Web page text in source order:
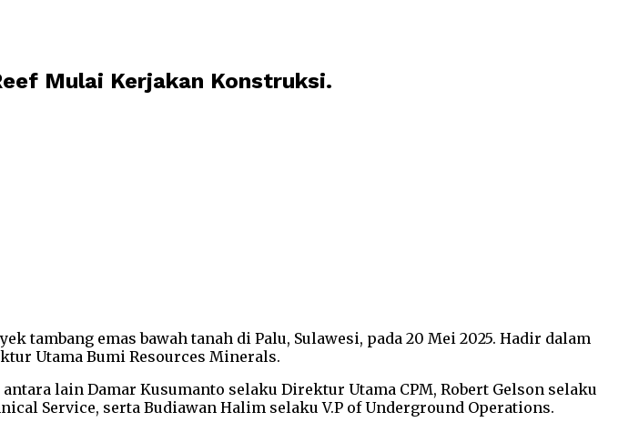
Mulai Kerjakan Konstruksi.
tambang emas bawah tanah di Palu, Sulawesi, pada 20 Mei 2025. Hadir dalam
Utama Bumi Resources Minerals.
lain Damar Kusumanto selaku Direktur Utama CPM, Robert Gelson selaku
Service, serta Budiawan Halim selaku V.P of Underground Operations.